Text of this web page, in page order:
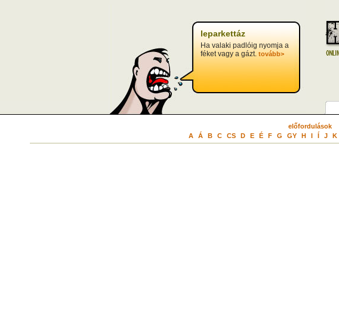
leparkettáz
Ha valaki padlóig nyomja a
féket vagy a gázt. tovább>
előfordulások
A
Á B C CS D E É F G GY H I Í J K